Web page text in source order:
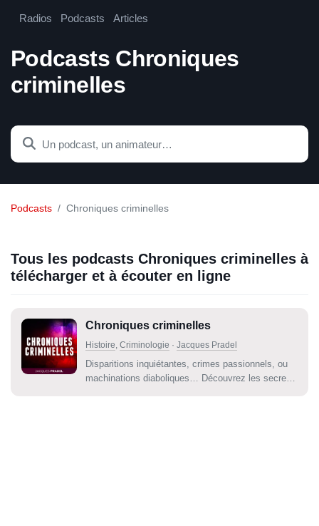
Radios Podcasts Articles
Podcasts Chroniques
criminelles
Podcasts Chroniques criminelles
Tous les podcasts Chroniques criminelles à
télécharger et à écouter en ligne
Chroniques criminelles
Histoire, Criminologie · Jacques Pradel
Disparitions inquiétantes, crimes passionnels, ou
machinations diaboliques… Découvrez les secrets